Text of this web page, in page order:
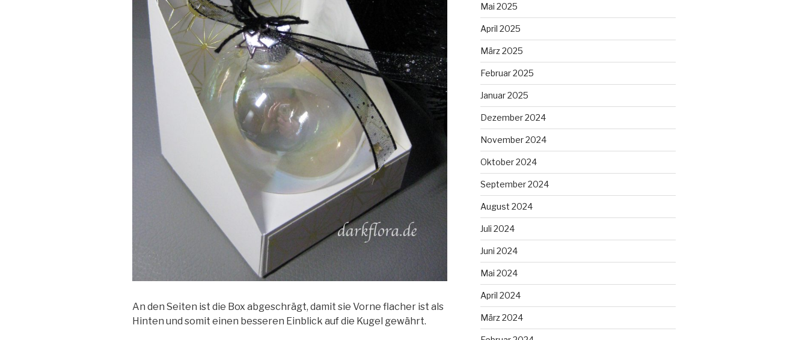
An den Seiten ist die Box abgeschrägt, damit sie Vorne flacher ist als
Hinten und somit einen besseren Einblick auf die Kugel gewährt.
Mai 2025
April 2025
März 2025
Februar 2025
Januar 2025
Dezember 2024
November 2024
Oktober 2024
September 2024
August 2024
Juli 2024
Juni 2024
Mai 2024
April 2024
März 2024